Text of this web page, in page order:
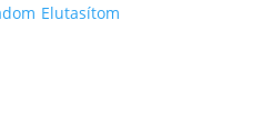
Elutasítom